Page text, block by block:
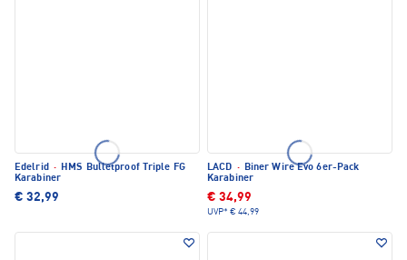
Edelrid · HMS Bulletproof Triple FG
Karabiner
€ 32,99
LACD · Biner Wire Evo 6er-Pack
Karabiner
€ 34,99
UVP* € 44,99